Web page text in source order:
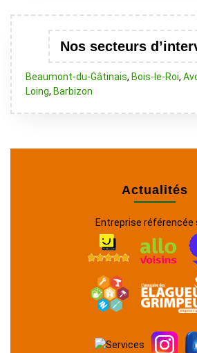
Nos secteurs
Beaumont-du-Gâtinais, Bois-le-Roi,
Loing, Barbizon
Actualités
Entreprise référencée